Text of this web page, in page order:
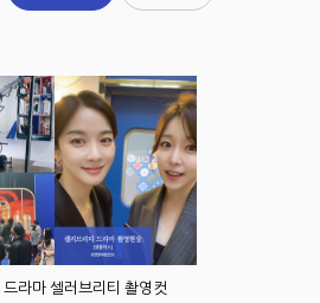
라마 셀러브리티 촬영컷